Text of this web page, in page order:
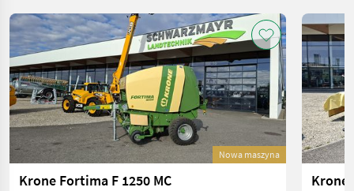
Nowa maszyna
Krone Fortima F 1250 MC
Krone